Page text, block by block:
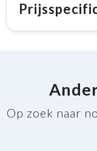
Op zoek naar